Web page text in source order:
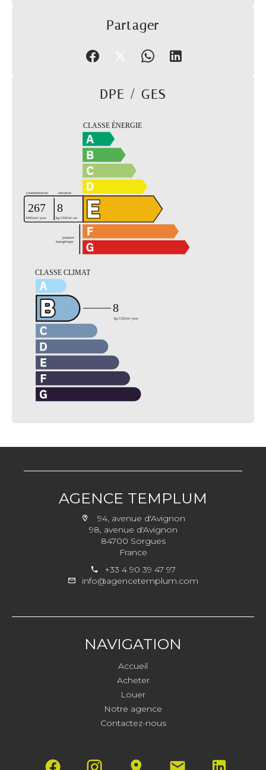
Partager
DPE / GES
AGENCE TEMPLUM
94, avenue d'Avignon
98, avenue d'Avignon
84700 Sorgues
France
+33 4 90 39 47 97
info@agencetemplum.com
NAVIGATION
Accueil
Acheter
Louer
Notre agence
Contactez-nous